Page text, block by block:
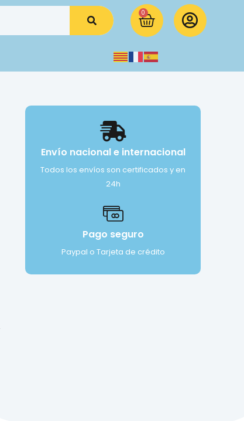
0
Envío nacional e internacional
Todos los envíos son certificados y en
24h
Pago seguro
Paypal o Tarjeta de crédito